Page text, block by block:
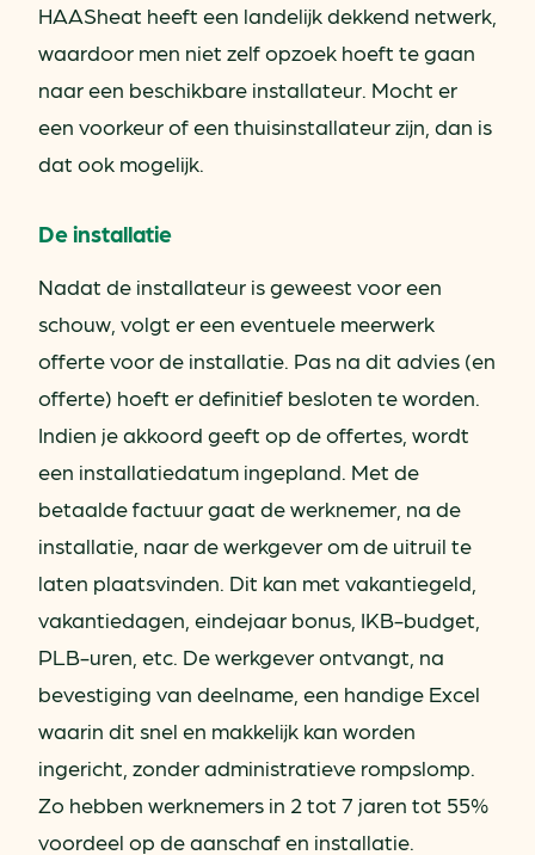
HAASheat heeft een landelijk dekkend netwerk,
waardoor men niet zelf opzoek hoeft te gaan
naar een beschikbare installateur. Mocht er
een voorkeur of een thuisinstallateur zijn, dan is
dat ook mogelijk.
De installatie
Nadat de installateur is geweest voor een
schouw, volgt er een eventuele meerwerk
offerte voor de installatie. Pas na dit advies (en
offerte) hoeft er definitief besloten te worden.
Indien je akkoord geeft op de offertes, wordt
een installatiedatum ingepland. Met de
betaalde factuur gaat de werknemer, na de
installatie, naar de werkgever om de uitruil te
laten plaatsvinden. Dit kan met vakantiegeld,
vakantiedagen, eindejaar bonus, IKB-budget,
PLB-uren, etc. De werkgever ontvangt, na
bevestiging van deelname, een handige Excel
waarin dit snel en makkelijk kan worden
ingericht, zonder administratieve rompslomp.
Zo hebben werknemers in 2 tot 7 jaren tot 55%
voordeel op de aanschaf en installatie.